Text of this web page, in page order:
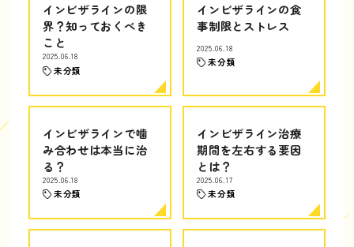
インビザラインの限
界？知っておくべき
こと
2025.06.18
未分類
インビザラインの食
事制限とストレス
2025.06.18
未分類
インビザラインで噛
み合わせは本当に治
る？
2025.06.18
未分類
インビザライン治療
期間を左右する要因
とは？
2025.06.17
未分類